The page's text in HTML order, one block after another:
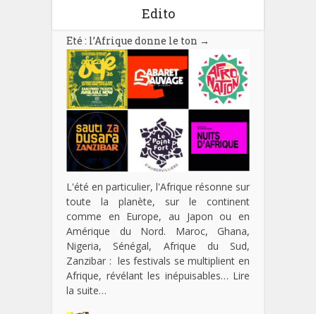
Edito
Eté : l’Afrique donne le ton →
L'été en particulier, l'Afrique résonne sur
toute la planète, sur le continent
comme en Europe, au Japon ou en
Amérique du Nord. Maroc, Ghana,
Nigeria, Sénégal, Afrique du Sud,
Zanzibar : les festivals se multiplient en
Afrique, révélant les inépuisables… Lire
la suite…